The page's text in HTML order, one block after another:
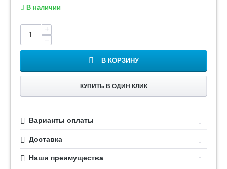
В наличии
+
−
В КОРЗИНУ
КУПИТЬ В ОДИН КЛИК
Варианты оплаты
Доставка
Наши преимущества